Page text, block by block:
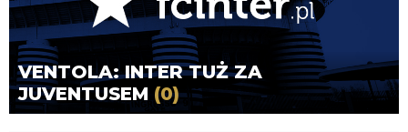
VENTOLA: INTER TUŻ ZA
JUVENTUSEM (0)